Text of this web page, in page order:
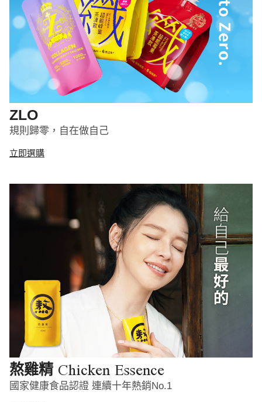
ZLO
規則歸零，自在做自己
立即選購
熬雞精 Chicken Essence
國家健康食品認證 連續十年熱銷No.1